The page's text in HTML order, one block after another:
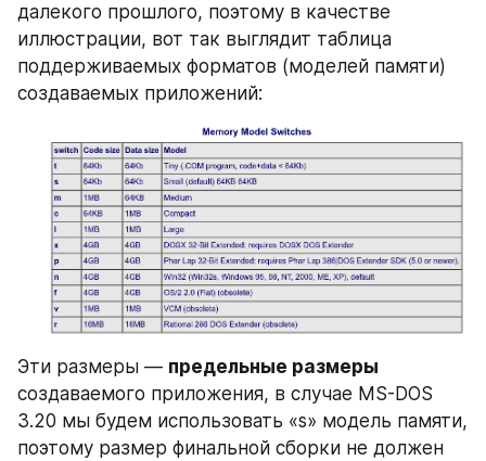
далекого прошлого, поэтому в качестве
иллюстрации, вот так выглядит таблица
поддерживаемых форматов (моделей памяти)
создаваемых приложений:
Эти размеры — предельные размеры
создаваемого приложения, в случае MS-DOS
3.20 мы будем использовать «s» модель памяти,
поэтому размер финальной сборки не должен